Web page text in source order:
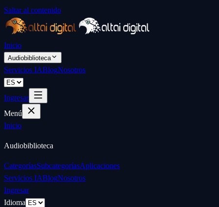
Saltar al contenido
Inicio
Audiobiblioteca
Servicios IABlogNosotros
Ingresar
Menú
Inicio
Audiobiblioteca
CategoríasSubcategoríasAplicaciones
Servicios IABlogNosotros
Ingresar
Idioma